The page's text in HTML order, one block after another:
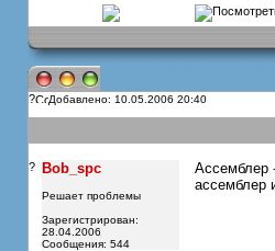
? Добавлено: 10.05.2006 20:40
? Bob_spc
Решает проблемы
Зарегистрирован:
28.04.2006
Сообщения: 544
Ассемблер
ассемблер